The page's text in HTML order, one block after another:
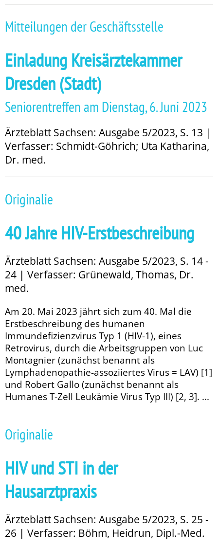
Mitteilungen der Geschäftsstelle
Einladung Kreisärztekammer
Dresden (Stadt)
Seniorentreffen am Dienstag, 6. Juni 2023
Ärzteblatt Sachsen: Ausgabe 5/2023, S. 13 |
Verfasser: Schmidt-Göhrich; Uta Katharina,
Dr. med.
Originalie
40 Jahre HIV-Erstbeschreibung
Ärzteblatt Sachsen: Ausgabe 5/2023, S. 14 -
24 | Verfasser: Grünewald, Thomas, Dr.
med.
Am 20. Mai 2023 jährt sich zum 40. Mal die
Erstbeschreibung des humanen
Immundefizienzvirus Typ 1 (HIV-1), ei­­nes
Retrovirus, durch die Arbeitsgruppen von Luc
Montagnier (zunächst be­­nannt als
Lymphadenopathie-assoziiertes Virus = LAV) [1]
und Robert Gallo (zunächst benannt als
Humanes T-Zell Leukämie Virus Typ III) [2, 3]. ...
Originalie
HIV und STI in der
Hausarztpraxis
Ärzteblatt Sachsen: Ausgabe 5/2023, S. 25 -
26 | Verfasser: Böhm, Heidrun, Dipl.-Med.